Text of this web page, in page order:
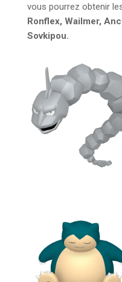
vous pourrez obtenir
Ronflex, Wailmer,
Sovkipou.